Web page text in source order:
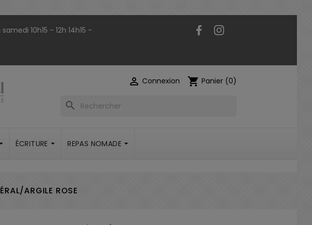
10h15 - 12h 14h15 -
Facebook
 Connexion shopping_cart Panier (0)
search
ÉCRITURE REPAS NOMADE
ARGILE ROSE